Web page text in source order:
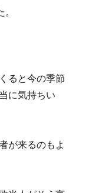
ると今の季節
に気持ちい
が来るのもよ